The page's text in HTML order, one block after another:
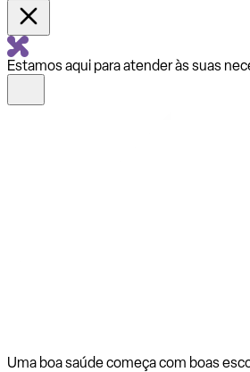
Estamos aqui para atender às suas
Uma boa saúde começa com boas